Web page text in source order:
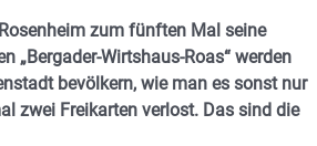
zum fünften Mal seine
„Bergader-Wirtshaus-Roas“ werden
bevölkern, wie man es sonst nur
zwei Freikarten verlost. Das sind die